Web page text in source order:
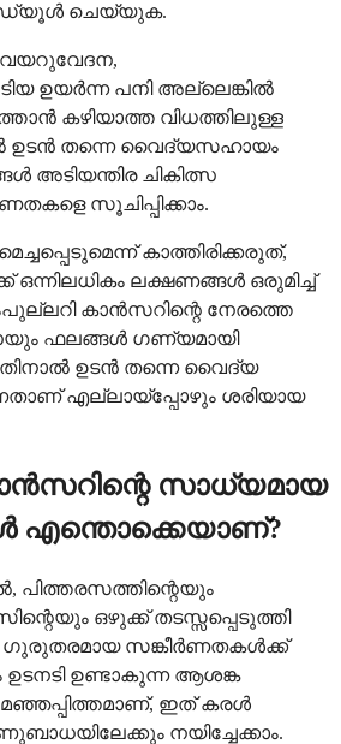
ചെയ്യുക.
വയറുവേദന,
ഉയർന്ന പനി അല്ലെങ്കിൽ
കഴിയാത്ത വിധത്തിലുള്ള
ഉടൻ തന്നെ വൈദ്യസഹായം
ചികിത്സ
സൂചിപ്പിക്കാം.
കാത്തിരിക്കരുത്,
ഒന്നിലധികം ലക്ഷണങ്ങൾ ഒരുമിച്ച്
കാൻസറിന്റെ നേരത്തെ
ഫലങ്ങൾ ഗണ്യമായി
ഉടൻ തന്നെ വൈദ്യ
എല്ലായ്പ്പോഴും ശരിയായ
സാധ്യമായ
എന്തൊക്കെയാണ്?
പിത്തരസത്തിന്റെയും
ഒഴുക്ക് തടസ്സപ്പെടുത്തി
സങ്കീർണതകൾക്ക്
ഉണ്ടാകുന്ന ആശങ്ക
ഇത് കരൾ
നയിച്ചേക്കാം.